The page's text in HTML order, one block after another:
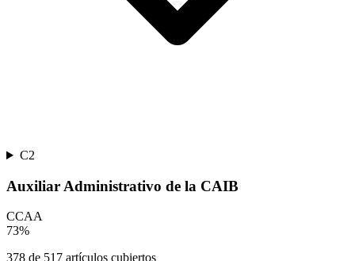
C2
Auxiliar Administrativo de la CAIB
CCAA
73%
378 de 517 artículos cubiertos